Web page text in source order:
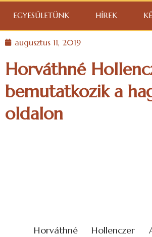
EGYESÜLETÜNK HÍREK
augusztus 11, 2019
Horváthné
bemutatkozik a
oldalon
Horváthné Hollenczer